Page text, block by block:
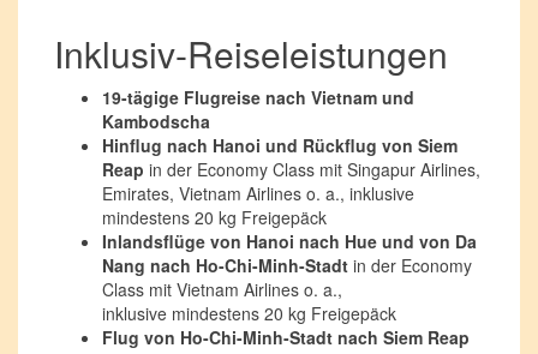
Inklusiv-Reiseleistungen
19-tägige Flugreise nach Vietnam und
Kambodscha
Hinflug nach Hanoi und Rückflug von Siem
Reap in der Economy Class mit Singapur Airlines,
Emirates, Vietnam Airlines o. a., inklusive
mindestens 20 kg Freigepäck
Inlandsflüge von Hanoi nach Hue und von Da
Nang nach Ho-Chi-Minh-Stadt in der Economy
Class mit Vietnam Airlines o. a.,
inklusive mindestens 20 kg Freigepäck
Flug von Ho-Chi-Minh-Stadt nach Siem Reap